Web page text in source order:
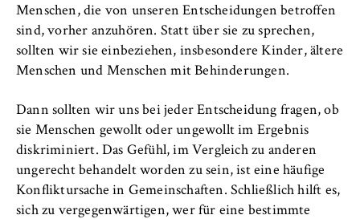
Menschen, die von unseren Entscheidungen betroffen
sind, vorher anzuhören. Statt über sie zu sprechen,
sollten wir sie einbeziehen, insbesondere Kinder, ältere
Menschen und Menschen mit Behinderungen.
Dann sollten wir uns bei jeder Entscheidung fragen, ob
sie Menschen gewollt oder ungewollt im Ergebnis
diskriminiert. Das Gefühl, im Vergleich zu anderen
ungerecht behandelt worden zu sein, ist eine häufige
Konfliktursache in Gemeinschaften. Schließlich hilft es,
sich zu vergegenwärtigen, wer für eine bestimmte